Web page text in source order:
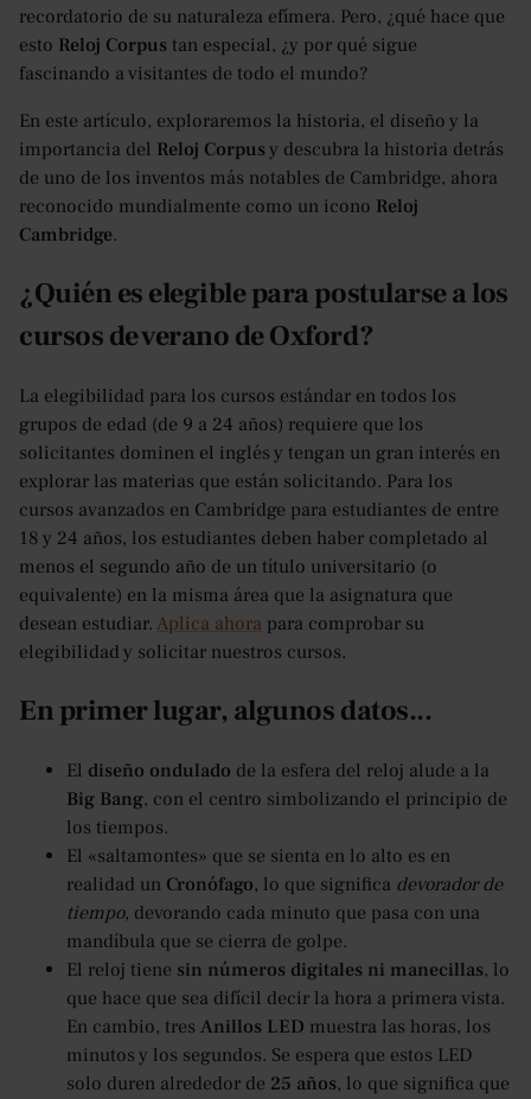
recordatorio de su naturaleza efímera. Pero, ¿qué hace que
esto Reloj Corpus tan especial, ¿y por qué sigue
fascinando a visitantes de todo el mundo?
En este artículo, exploraremos la historia, el diseño y la
importancia del Reloj Corpusy descubra la historia detrás
de uno de los inventos más notables de Cambridge, ahora
reconocido mundialmente como un icono Reloj
Cambridge.
¿Quién es elegible para postularse a los
cursos de verano de Oxford?
La elegibilidad para los cursos estándar en todos los
grupos de edad (de 9 a 24 años) requiere que los
solicitantes dominen el inglés y tengan un gran interés en
explorar las materias que están solicitando. Para los
cursos avanzados en Cambridge para estudiantes de entre
18 y 24 años, los estudiantes deben haber completado al
menos el segundo año de un título universitario (o
equivalente) en la misma área que la asignatura que
desean estudiar. Aplica ahora para comprobar su
elegibilidad y solicitar nuestros cursos.
En primer lugar, algunos datos...
El diseño ondulado de la esfera del reloj alude a la
Big Bang, con el centro simbolizando el principio de
los tiempos.
El «saltamontes» que se sienta en lo alto es en
realidad un Cronófago, lo que significa devorador de
tiempo, devorando cada minuto que pasa con una
mandíbula que se cierra de golpe.
El reloj tiene sin números digitales ni manecillas, lo
que hace que sea difícil decir la hora a primera vista.
En cambio, tres Anillos LED muestra las horas, los
minutos y los segundos. Se espera que estos LED
solo duren alrededor de 25 años, lo que significa que